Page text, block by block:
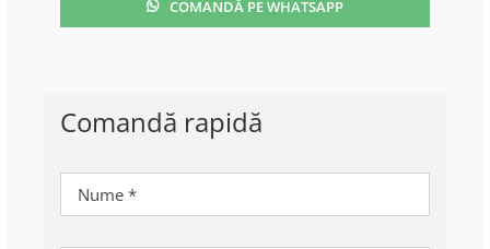
COMANDĂ PE WHATSAPP
Comandă rapidă